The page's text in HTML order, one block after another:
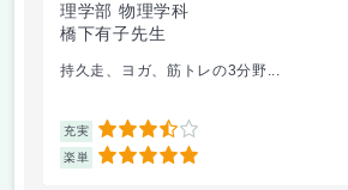
理学部 物理学科
橋下有子先生
持久走、ヨガ、筋トレの3分野...
充実 3.5
楽単 5